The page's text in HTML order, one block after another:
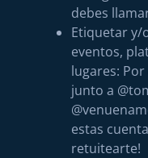
debes
Etiquetar y/
eventos,
lugares: Por
junto a
estas
retuitearte!